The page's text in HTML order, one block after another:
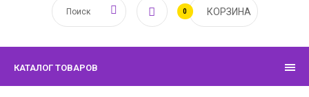
0 КОРЗИНА
КАТАЛОГ ТОВАРОВ